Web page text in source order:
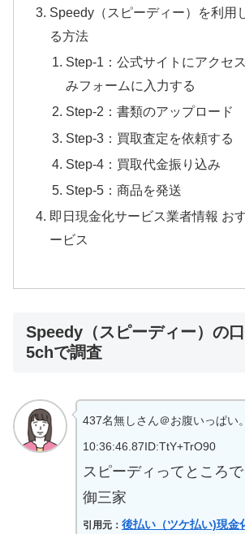
Speedy（スピーディー）を利用
る方法
Step-1：公式サイトにアクセ
みフォームに入力する
Step-2：書類のアップロード
Step-3：買取査定を依頼する
Step-4：買取代金振り込み
Step-5：商品を発送
即日現金化サービス業者情報 お
ービス
Speedy（スピーディー）の
5chで調査
437名無しさん＠お腹いっぱい
10:36:46.87ID:TtY+TrO90
スピーディってところ
御三家
引用元： 後払い（ツケ払い)現金